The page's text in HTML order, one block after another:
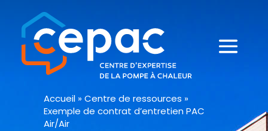
Accueil »Centre de ressources »
Exemple de contrat d’entretien PAC
Air/Air